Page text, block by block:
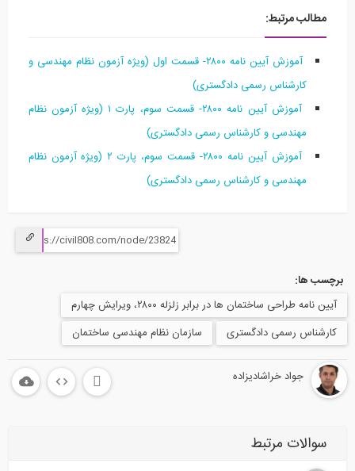
مرتبط:
آموزش آیین نامه ۲۸۰۰- قسمت اول (ویژه آزمون نظام مهندسی و
کارشناس رسمی دادگستری)
آموزش آیین نامه ۲۸۰۰- قسمت سوم، پارت ۱ (ویژه آزمون نظام
مهندسی و کارشناس رسمی دادگستری)
آموزش آیین نامه ۲۸۰۰- قسمت سوم، پارت ۲ (ویژه آزمون نظام
مهندسی و کارشناس رسمی دادگستری)
ها:
طراحی ساختمان ها در برابر زلزله ۲۸۰۰، ویرایش چهارم
رسمی دادگستری
سازمان نظام مهندسی ساختمان
جواد خراشادیزاده
مرتبط